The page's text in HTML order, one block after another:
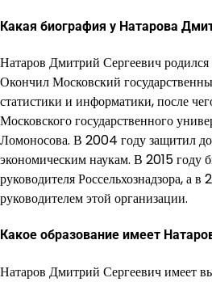
Какая биография у Натарова
Натаров Дмитрий Сергеевич
Окончил Московский
статистики и информатики, после
Московского государственного
Ломоносова. В 2004 году защитил
экономическим наукам. В 2015 году
руководителя Россельхознадзора, а в
руководителем этой организации.
Какое образование имеет
Натаров Дмитрий Сергеевич имеет